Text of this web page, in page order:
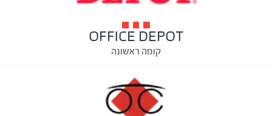
OFFICE DEPOT
קומה ראשונה